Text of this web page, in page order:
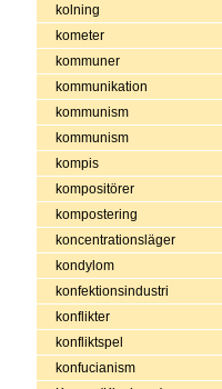
kolning
kometer
kommuner
kommunikation
kommunism
kommunism
kompis
kompositörer
kompostering
koncentrationsläger
kondylom
konfektionsindustri
konflikter
konfliktspel
konfucianism